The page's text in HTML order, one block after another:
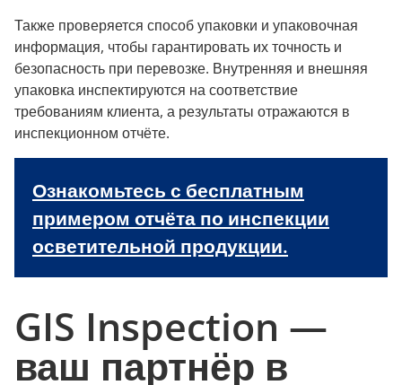
Также проверяется способ упаковки и упаковочная
информация, чтобы гарантировать их точность и
безопасность при перевозке. Внутренняя и внешняя
упаковка инспектируются на соответствие
требованиям клиента, а результаты отражаются в
инспекционном отчёте.
Ознакомьтесь с бесплатным
примером отчёта по инспекции
осветительной продукции.
GIS Inspection —
ваш партнёр в